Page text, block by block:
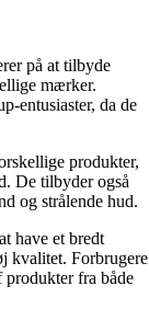
på at tilbyde
mærker.
entusiaster, da de
produkter,
De tilbyder også
og strålende hud.
have et bredt
kvalitet. Forbrugere
fra både